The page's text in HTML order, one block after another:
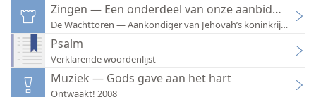
Zingen — Een onderdeel van onze aanbidding
De Wachttoren — Aankondiger van Jehovah’s koninkrijk 1970
Psalm
Verklarende woordenlijst
Muziek — Gods gave aan het hart
Ontwaakt! 2008